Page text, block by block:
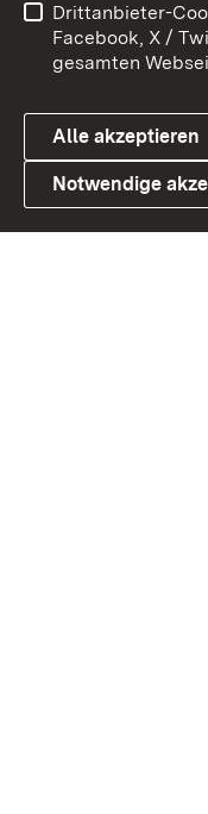
Link zum
Benutzungshinweise
Datenschutz
Drittanbieter-
Facebook, X /
gesamten
Alle akzeptieren
Notwendige